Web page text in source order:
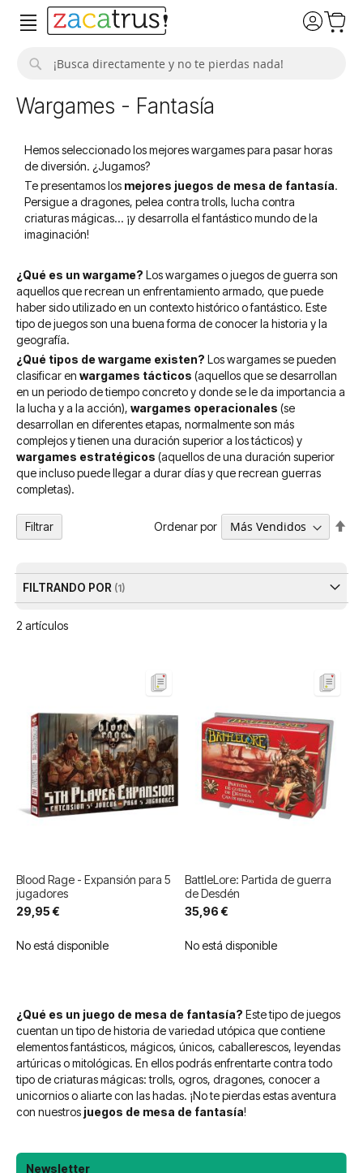
Wargames - Fantasía
Hemos seleccionado los mejores wargames para pasar horas
de diversión. ¿Jugamos?
Te presentamos los mejores juegos de mesa de fantasía.
Persigue a dragones, pelea contra trolls, lucha contra
criaturas mágicas... ¡y desarrolla el fantástico mundo de la
imaginación!
¿Qué es un wargame? Los wargames o juegos de guerra son
aquellos que recrean un enfrentamiento armado, que puede
haber sido utilizado en un contexto histórico o fantástico. Este
tipo de juegos son una buena forma de conocer la historia y la
geografía.
¿Qué tipos de wargame existen? Los wargames se pueden
clasificar en wargames tácticos (aquellos que se desarrollan
en un periodo de tiempo concreto y donde se le da importancia a
la lucha y a la acción), wargames operacionales (se
desarrollan en diferentes etapas, normalmente son más
complejos y tienen una duración superior a los tácticos) y
wargames estratégicos (aquellos de una duración superior
que incluso puede llegar a durar días y que recrean guerras
completas).
2 artículos
Ordenar por
Blood Rage - Expansión para 5
jugadores
29,95 €
No está disponible
BattleLore: Partida de guerra
de Desdén
35,96 €
No está disponible
¿Qué es un juego de mesa de fantasía? Este tipo de juegos
cuentan un tipo de historia de variedad utópica que contiene
elementos fantásticos, mágicos, únicos, caballerescos, leyendas
artúricas o mitológicas. En ellos podrás enfrentarte contra todo
tipo de criaturas mágicas: trolls, ogros, dragones, conocer a
unicornios o aliarte con las hadas. ¡No te pierdas estas aventura
con nuestros juegos de mesa de fantasía!
Filtrar
FILTRANDO POR
Newsletter